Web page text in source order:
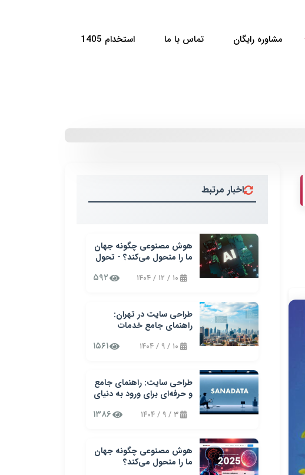
مشاوره رایگان تماس با ما استخدام 1405
اخبار مرتبط
هوش مصنوعی چگونه جهان
ما را متحول می‌کند؟ - تحول
نوین۱۰ / ۱۲ / ۱۴۰۴ ۵۹۲
طراحی سایت در تهران:
راهنمای جامع خدمات
۱۰ / ۹ / ۱۴۰۴ ۱۵۶۱
طراحی سایت: راهنمای جامع
و حرفه‌ای برای ورود به دنیای
۳ / ۹ / ۱۴۰۴ ۱۳۸۶
هوش مصنوعی چگونه جهان
ما را متحول می‌کند؟